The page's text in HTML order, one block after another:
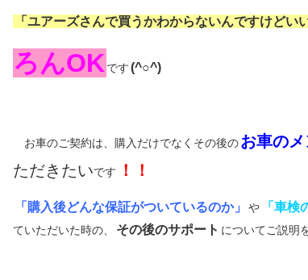
「ユアーズさんで買うかわからないんですけどい
ろんOKです(^○^)
お車のご契約は、購入だけでなくその後のお車の
ただきたいです ！！
「購入後どんな保証がついているのか」 や 「車検
ていただいた時の、
その後のサポート についてご説明